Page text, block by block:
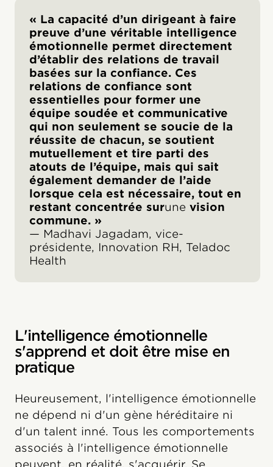
« La capacité d’un dirigeant à faire
preuve d’une véritable intelligence
émotionnelle permet directement
d’établir des relations de travail
basées sur la confiance. Ces
relations de confiance sont
essentielles pour former une
équipe soudée et communicative
qui non seulement se soucie de la
réussite de chacun, se soutient
mutuellement et tire parti des
atouts de l’équipe, mais qui sait
également demander de l’aide
lorsque cela est nécessaire, tout en
restant concentrée surune vision
commune. »
— Madhavi Jagadam, vice-
présidente, Innovation RH, Teladoc
Health
L'intelligence émotionnelle
s'apprend et doit être mise en
pratique
Heureusement, l'intelligence émotionnelle
ne dépend ni d'un gène héréditaire ni
d'un talent inné. Tous les comportements
associés à l'intelligence émotionnelle
peuvent, en réalité, s'acquérir. Se